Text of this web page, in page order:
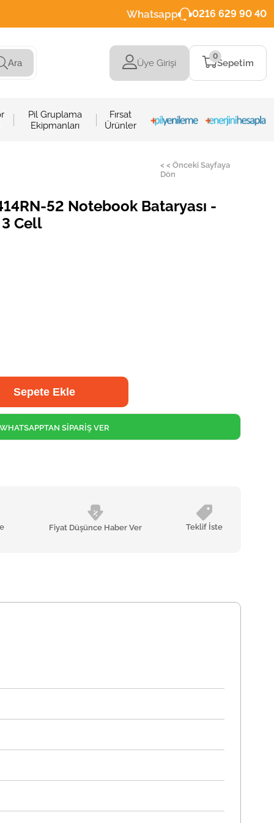
Whatsapp 0216 629 90 40
Ara Üye Girişi Sepetim
0
Pil Gruplama
Ekipmanları
Fırsat
Ürünler
< < Önceki Sayfaya
Dön
52 Notebook Bataryası -
Cell
Fiyat Düşünce Haber Ver Teklif İste
WHATSAPPTAN SİPARİŞ VER